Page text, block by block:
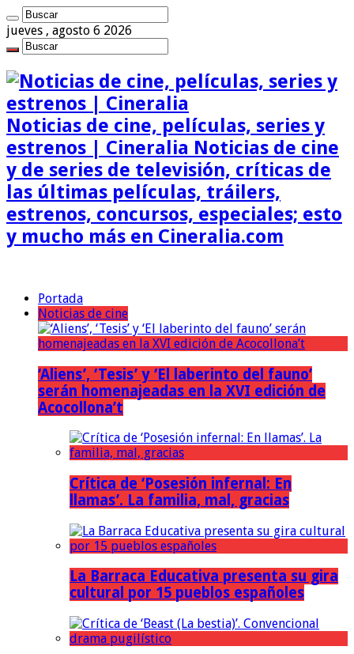
jueves , agosto 6 2026
Noticias de cine, películas, series y
estrenos | Cineralia Noticias de cine
y de series de televisión, críticas de
las últimas películas, tráilers,
estrenos, concursos, especiales; esto
y mucho más en Cineralia.com
Portada
Noticias de cine
‘Aliens’, ‘Tesis’ y ‘El laberinto del fauno’
serán homenajeadas en la XVI edición de
Acocollona’t
Crítica de ‘Posesión infernal: En
llamas’. La familia, mal, gracias
La Barraca Educativa presenta su gira
cultural por 15 pueblos españoles